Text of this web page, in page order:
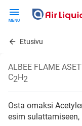
contentEtusivu
ALBEE FLAME
C2H2
Osta omaksi
esim